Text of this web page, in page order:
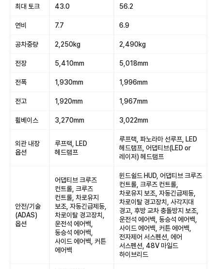
최대 토크 43.0 56.2
연비 7.7 6.9
공차중량 2,250kg 2,490kg
전장 5,410mm 5,018mm
전폭 1,930mm 1,996mm
전고 1,920mm 1,967mm
휠베이스 3,270mm 3,022mm
외관 내장
옵션
루프랙, LED
헤드램프
루프랙, 파노라마 선루프, LED
헤드램프, 어댑티브(LED or
레이저) 헤드램프
안전/기술
(ADAS)
옵션
어댑티브 크루즈
컨트롤, 크루즈
컨트롤, 차로유지
보조, 자동긴급제동,
차로이탈 경고장치,
운전석 에어백,
동승석 에어백,
사이드 에어백, 커튼
에어백
윈드쉴드 HUD, 어댑티브 크루즈
컨트롤, 크루즈 컨트롤,
차로유지 보조, 자동긴급제동,
차로이탈 경고장치, 사각지대
경고, 후방 교차 충돌방지 보조,
운전석 에어백, 동승석 에어백,
사이드 에어백, 커튼 에어백,
전자제어 서스펜션, 에어
서스펜션, 48V 마일드
하이브리드